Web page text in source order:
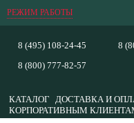
РЕЖИМ РАБОТЫ
8 (495) 108-24-45
8 (800) 777-82-57
8
КАТАЛОГ ДОСТАВКА И
КОРПОРАТИВНЫМ